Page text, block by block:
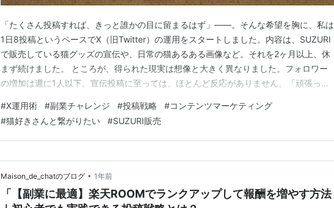
「たくさん投稿すれば、きっと誰かの目に留まるはず」――。そんな希望を胸に、私は
1日8投稿というペースでX（旧Twitter）の運用をスタートしました。内容は、SUZURI
で販売している猫グッズの宣伝や、日常の猫あるある画像など。それを2ヶ月以上、休
まず続けました。 ところが、得られた現実は想像と大きく異なりました。フォロワー
の増加は週に1人以下。宣伝投稿に至っては、ほとんど反応がありません。「頑張って
ようになったのです。 そんな中で気づいたのは、「投稿数＝成果」ではない、という
シンプルな真実でした。そして私は、投稿…
#X運用術 #副業チャレンジ #投稿戦略 #コンテンツマーケティング
#猫好きさんと繋がりたい #SUZURI販売
Maison_de_chatのブログ • 1年前
「【副業に最適】楽天ROOMでランクアップして報酬を増やす方法